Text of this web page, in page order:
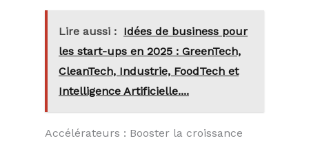
Lire aussi : Idées de business pour
les start-ups en 2025 : GreenTech,
CleanTech, Industrie, FoodTech et
Intelligence Artificielle....
Accélérateurs : Booster la croissance